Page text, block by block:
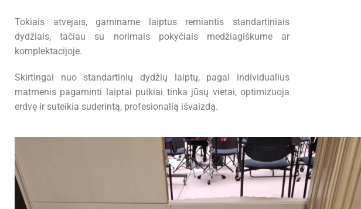
Tokiais atvejais, gaminame laiptus remiantis standartiniais
dydžiais, tačiau su norimais pokyčiais medžiagiškume ar
komplektacijoje.
Skirtingai nuo standartinių dydžių laiptų, pagal individualius
matmenis pagaminti laiptai puikiai tinka jūsų vietai, optimizuoja
erdvę ir suteikia suderintą, profesionalią išvaizdą.